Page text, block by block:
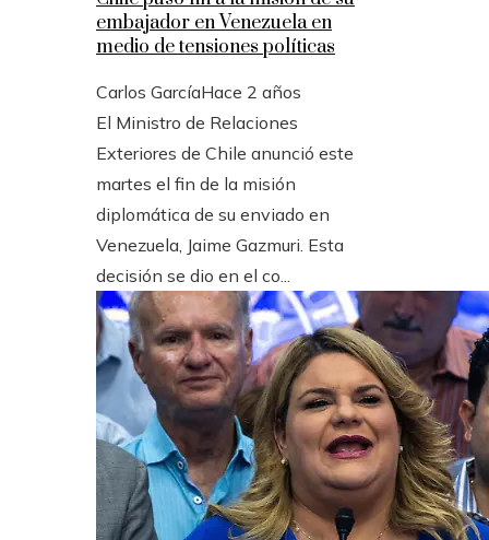
embajador en Venezuela en
medio de tensiones políticas
Carlos GarcíaHace 2 años
El Ministro de Relaciones
Exteriores de Chile anunció este
martes el fin de la misión
diplomática de su enviado en
Venezuela, Jaime Gazmuri. Esta
decisión se dio en el co...